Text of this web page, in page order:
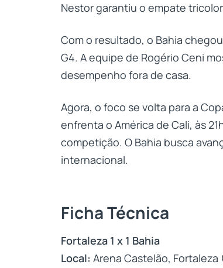
Nestor garantiu o empate
Com o resultado, o Bahia
G4. A equipe de Rogério Ceni
desempenho fora de casa.
Agora, o foco se volta para a
enfrenta o América de Cali, às
competição. O Bahia busca
internacional.
Ficha Técnica
Fortaleza 1 x 1 Bahia
Local: Arena Castelão, Fortaleza